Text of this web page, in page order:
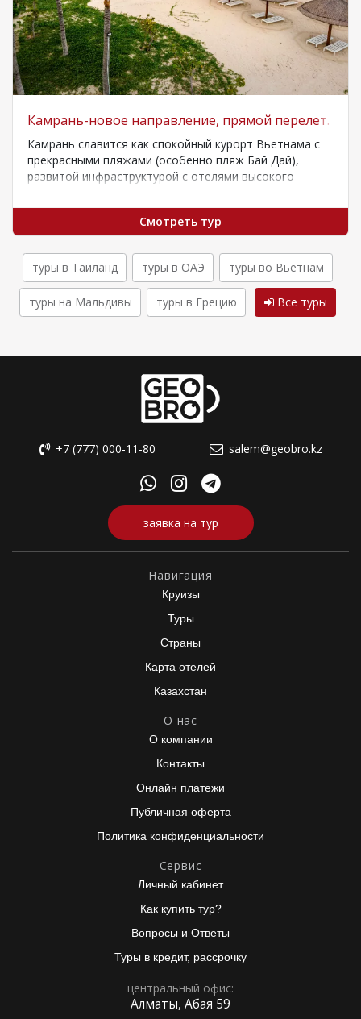
Камрань-новое направление, прямой перелет.
Камрань славится как спокойный курорт Вьетнама с
прекрасными пляжами (особенно пляж Бай Дай),
развитой инфраструктурой с отелями высокого
Смотреть тур
туры в Таиланд туры в ОАЭ туры во Вьетнам
туры на Мальдивы туры в Грецию Все туры
+7 (777) 000-11-80 salem@geobro.kz
заявка на тур
Навигация
Круизы
Туры
Страны
Карта отелей
Казахстан
О нас
О компании
Контакты
Онлайн платежи
Публичная оферта
Политика конфиденциальности
Сервис
Личный кабинет
Как купить тур?
Вопросы и Ответы
Туры в кредит, рассрочку
центральный офис:
Алматы, Абая 59